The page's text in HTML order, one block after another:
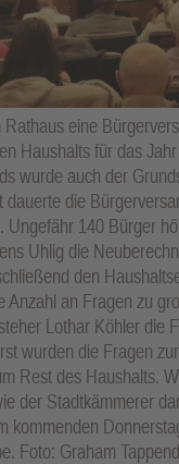
eine
Haushalts für das
wurde auch der
dauerte die
Ungefähr 140 Bürger
Uhlig die
den
Anzahl an Fragen zu
Lothar Köhler die
wurden die Fragen
Rest des Haushalts.
der Stadtkämmerer
kommenden
Foto: Graham
N